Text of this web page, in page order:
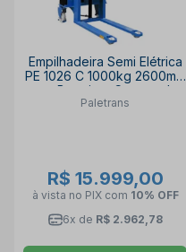
Empilhadeira Semi Elétrica
PE 1026 C 1000kg 2600mm
com Bateria e Carregador
PALETRANS
Paletrans
R$ 15.999,00
à vista no PIX com 10% OFF
6x de R$ 2.962,78